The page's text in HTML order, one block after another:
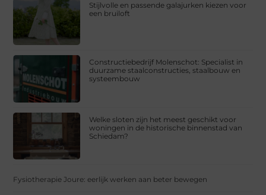
Stijlvolle en passende galajurken kiezen voor
een bruiloft
Constructiebedrijf Molenschot: Specialist in
duurzame staalconstructies, staalbouw en
systeembouw
Welke sloten zijn het meest geschikt voor
woningen in de historische binnenstad van
Schiedam?
Fysiotherapie Joure: eerlijk werken aan beter bewegen